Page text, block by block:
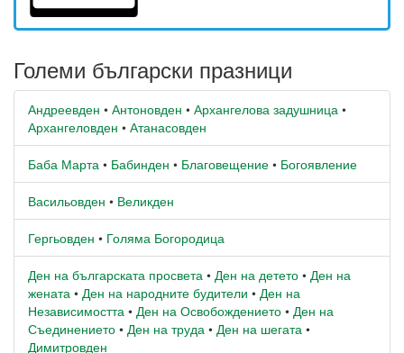
Големи български празници
Андреевден • Антоновден • Архангелова задушница •
Архангеловден • Атанасовден
Баба Марта • Бабинден • Благовещение • Богоявление
Васильовден • Великден
Гергьовден • Голяма Богородица
Ден на българската просвета • Ден на детето • Ден на
жената • Ден на народните будители • Ден на
Независимостта • Ден на Освобождението • Ден на
Съединението • Ден на труда • Ден на шегата •
Димитровден